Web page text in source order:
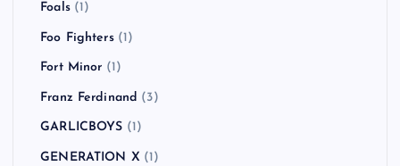
Foals(1)
Foo Fighters(1)
Fort Minor (1)
Franz Ferdinand (3)
GARLICBOYS (1)
GENERATION X (1)